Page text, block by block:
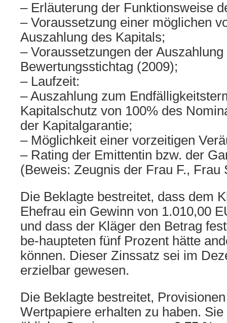
– Erläuterung der Funktionsweise
– Voraussetzung einer möglichen
Auszahlung des Kapitals;
– Voraussetzungen der
Bewertungsstichtag (2009);
– Laufzeit:
– Auszahlung zum
Kapitalschutz von 100% des
der Kapitalgarantie;
– Möglichkeit einer vorzeitigen
– Rating der Emittentin bzw. der
(Beweis: Zeugnis der Frau F., Frau
Die Beklagte bestreitet, dass dem
Ehefrau ein Gewinn von 1.010,00
und dass der Kläger den Betrag
be-haupteten fünf Prozent hätte
können. Dieser Zinssatz sei im
erzielbar gewesen.
Die Beklagte bestreitet,
Wertpapiere erhalten zu haben.